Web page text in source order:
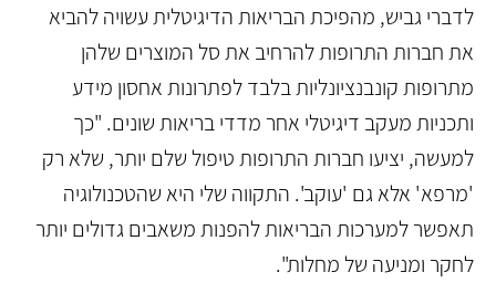
לדברי גביש, מהפיכת הבריאות הדיגיטלית עשויה להביא
את חברות התרופות להרחיב את סל המוצרים שלהן
מתרופות קונבנציונליות בלבד לפתרונות אחסון מידע
ותכניות מעקב דיגיטלי אחר מדדי בריאות שונים. "כך
למעשה, יציעו חברות התרופות טיפול שלם יותר, שלא רק
'מרפא' אלא גם 'עוקב'. התקווה שלי היא שהטכנולוגיה
תאפשר למערכות הבריאות להפנות משאבים גדולים יותר
לחקר ומניעה של מחלות".